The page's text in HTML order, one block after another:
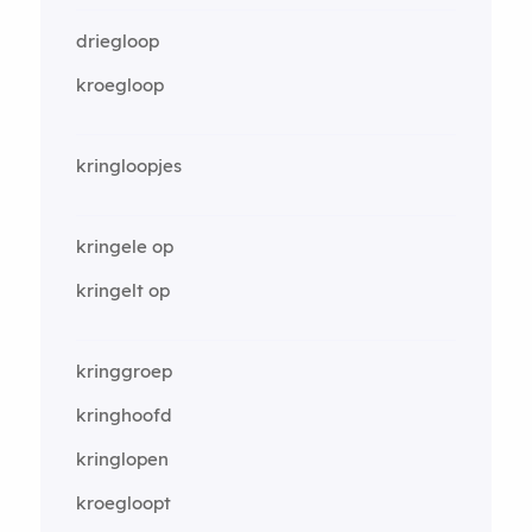
driegloop
kroegloop
kringloopjes
kringele op
kringelt op
kringgroep
kringhoofd
kringlopen
kroegloopt